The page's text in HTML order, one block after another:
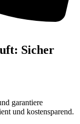
Sicher